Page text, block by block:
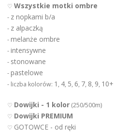
♡ Wszystkie motki ombre
- z nopkami b/a
- z alpaczką
-melanże ombre
-intensywne
- stonowane
-pastelowe
- liczba kolorów: 1 , 4, 5, 6, 7, 8, 9, 10+
♡ Dowijki - 1 kolor (250/500m)
♡ Dowijki PREMIUM
♡ GOTOWCE - od ręki